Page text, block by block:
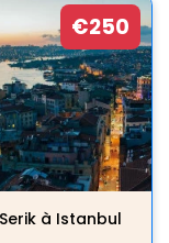
€250
Serik à Istanbul